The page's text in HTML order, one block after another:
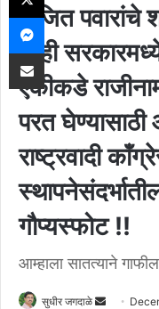
अजित पवारांचे
तुम्ही
एकीकडे
परत
राष्ट्रवादी
गौप्यस्फोट !!
आम्हाला सातत्याने
सुधीर जगदाळे
Send
Messenger
Share via Email